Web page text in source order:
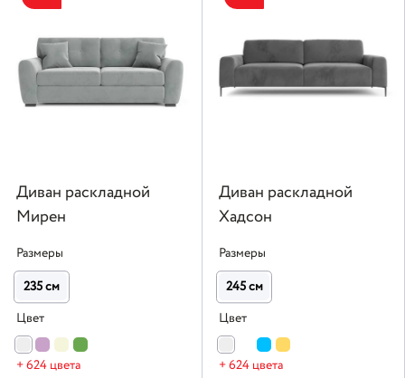
Диван раскладной
Мирен
Размеры
235 см
Цвет
+ 624 цвета
Диван раскладной
Хадсон
Размеры
245 см
Цвет
+ 624 цвета